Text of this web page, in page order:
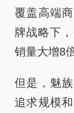
覆盖高端
牌战略下
销量大增8
但是，魅
追求规模